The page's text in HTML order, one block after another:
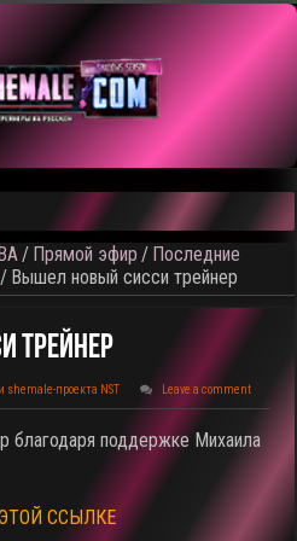
тема следующего откртытого
/ Прямой эфир / Последние
/ Вышел новый сисси трейнер
Трейнер
shemale-проекта NST Leave a comment
благодаря поддержке Михаила
ЭТОЙ ССЫЛКЕ